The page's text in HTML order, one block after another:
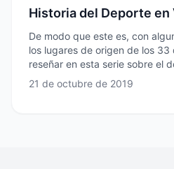
Historia del Deporte en
De modo que este es, con
los lugares de origen de los
reseñar en esta serie sobre el
21 de octubre de 2019